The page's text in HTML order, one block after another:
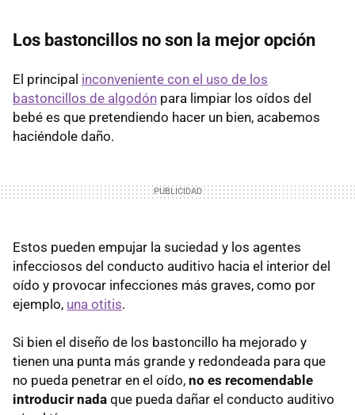
Los bastoncillos no son la mejor opción
El principal inconveniente con el uso de los
bastoncillos de algodón para limpiar los oídos del
bebé es que pretendiendo hacer un bien, acabemos
haciéndole daño.
Estos pueden empujar la suciedad y los agentes
infecciosos del conducto auditivo hacia el interior del
oído y provocar infecciones más graves, como por
ejemplo, una otitis.
Si bien el diseño de los bastoncillo ha mejorado y
tienen una punta más grande y redondeada para que
no pueda penetrar en el oído, no es recomendable
introducir nada que pueda dañar el conducto auditivo